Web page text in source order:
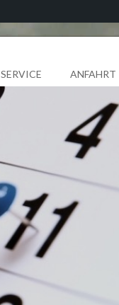
SERVICE ANFAHRT